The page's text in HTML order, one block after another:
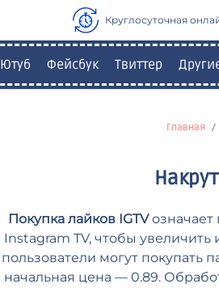
Круглосуточная
Ютуб Фейсбук Твиттер
Главная
Покупка лайков IGTVозначает
Instagram TV, чтобы
пользователи могут покупать
начальная цена — 0.89.